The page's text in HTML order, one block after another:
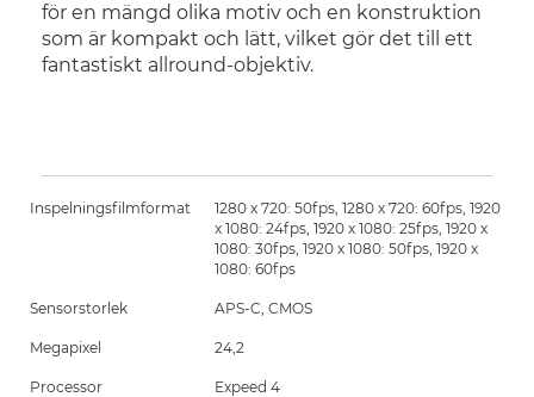
för en mängd olika motiv och en konstruktion
som är kompakt och lätt, vilket gör det till ett
fantastiskt allround-objektiv.
Inspelningsfilmformat
1280 x 720: 50fps, 1280 x 720: 60fps, 1920
x 1080: 24fps, 1920 x 1080: 25fps, 1920 x
1080: 30fps, 1920 x 1080: 50fps, 1920 x
1080: 60fps
Sensorstorlek APS-C, CMOS
Megapixel 24,2
Processor Expeed 4